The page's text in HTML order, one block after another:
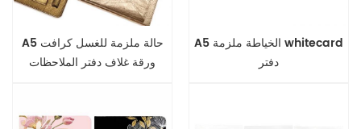
A5 حالة ملزمة للغسل كرافت
ورقة غلاف دفتر الملاحظات
A5 الخياطة ملزمة whitecard
دفتر